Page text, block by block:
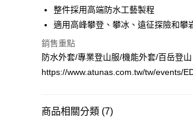
完成交易。
3.實際核准額度、可分期數及費用金額請依後
4.訂單成立30分鐘內，如未前往確認交易或遇
消。如遇「轉專審核」未通過狀況，表示未達
無法說明評估內容。
【繳款方式說明】
1.分期款項不併入電信帳單，「大哥付你分期
運送方式
新竹貨運
每筆NT$80，滿NT$790(含以上)免運費
付款後門市自取
整件採用高端防水工藝製程
適用高峰攀登、攀冰、遠征探險和攀
銷售重點
防水外套/專業登山服/機能外套/百岳登山
https://www.atunas.com.tw/tw/events/
商品相關分類 (7)